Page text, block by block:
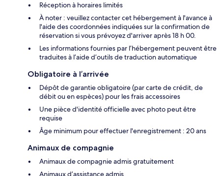
Réception à horaires limités
À noter : veuillez contacter cet hébergement à l'avance à
l'aide des coordonnées indiquées sur la confirmation de
réservation si vous prévoyez d'arriver après 18 h 00.
Les informations fournies par l’hébergement peuvent être
traduites à l’aide d’outils de traduction automatique
Obligatoire à l’arrivée
Dépôt de garantie obligatoire (par carte de crédit, de
débit ou en espèces) pour les frais accessoires
Une pièce d'identité officielle avec photo peut être
requise
Âge minimum pour effectuer l'enregistrement : 20 ans
Animaux de compagnie
Animaux de compagnie admis gratuitement
Animaux d’assistance admis